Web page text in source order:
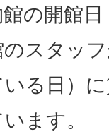
の開館日
スタッ
いる日）
ます。